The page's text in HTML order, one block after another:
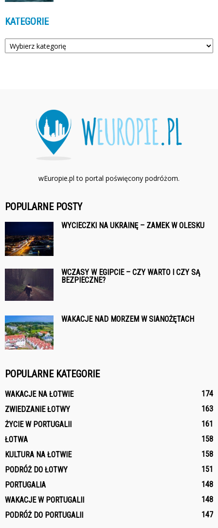
KATEGORIE
Kategorie
wEuropie.pl to portal poświęcony podróżom.
POPULARNE POSTY
WYCIECZKI NA UKRAINĘ – ZAMEK W OLESKU
WCZASY W EGIPCIE – CZY WARTO I CZY SĄ
BEZPIECZNE?
WAKACJE NAD MORZEM W SIANOŻĘTACH
POPULARNE KATEGORIE
WAKACJE NA ŁOTWIE
174
ZWIEDZANIE ŁOTWY
163
ŻYCIE W PORTUGALII
161
ŁOTWA
158
KULTURA NA ŁOTWIE
158
PODRÓŻ DO ŁOTWY
151
PORTUGALIA
148
WAKACJE W PORTUGALII
148
PODRÓŻ DO PORTUGALII
147